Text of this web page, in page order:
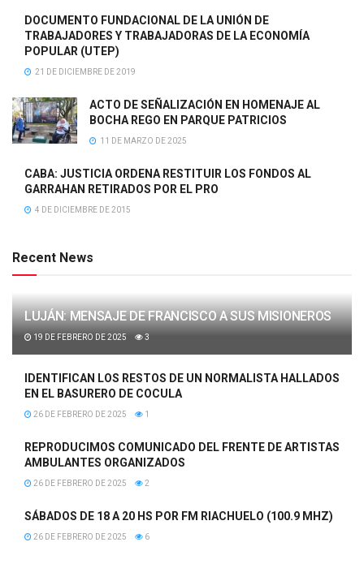
DOCUMENTO FUNDACIONAL DE LA UNIÓN DE
TRABAJADORES Y TRABAJADORAS DE LA ECONOMÍA
POPULAR (UTEP)
21 DE DICIEMBRE DE 2019
ACTO DE SEÑALIZACIÓN EN HOMENAJE AL
BOCHA REGO EN PARQUE PATRICIOS
11 DE MARZO DE 2025
CABA: JUSTICIA ORDENA RESTITUIR LOS FONDOS AL
GARRAHAN RETIRADOS POR EL PRO
4 DE DICIEMBRE DE 2015
Recent News
LUJÁN: MENSAJE DE FRANCISCO A SUS MISIONEROS
19 DE FEBRERO DE 2025 3
IDENTIFICAN LOS RESTOS DE UN NORMALISTA HALLADOS
EN EL BASURERO DE COCULA
26 DE FEBRERO DE 2025 1
REPRODUCIMOS COMUNICADO DEL FRENTE DE ARTISTAS
AMBULANTES ORGANIZADOS
26 DE FEBRERO DE 2025 2
SÁBADOS DE 18 A 20 HS POR FM RIACHUELO (100.9 MHZ)
26 DE FEBRERO DE 2025 6